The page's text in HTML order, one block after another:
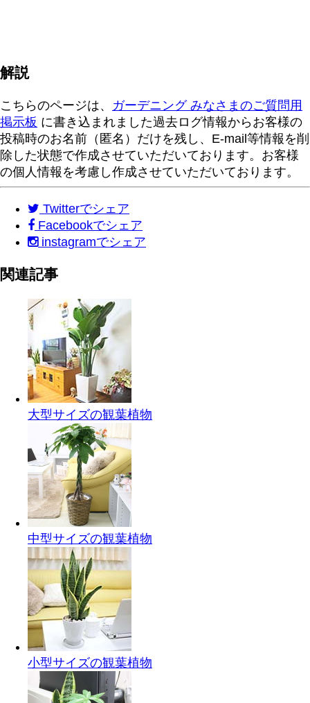
解説
こちらのページは、 ガーデニング みなさまのご質問用
掲示板 に書き込まれました過去ログ情報からお客様の
投稿時のお名前（匿名）だけを残し、E-mail等情報を削
除した状態で作成させていただいております。お客様
の個人情報を考慮し作成させていただいております。
Twitterでシェア
Facebookでシェア
instagramでシェア
関連記事
大型サイズの観葉植物
中型サイズの観葉植物
小型サイズの観葉植物